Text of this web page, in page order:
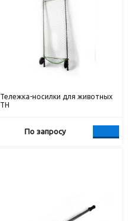
Тележка-носилки для животных
ТН
По запросу